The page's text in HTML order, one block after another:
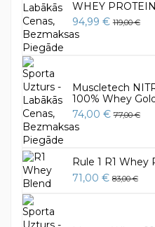
WHEY
94,99 € 119,00 €
Muscletech
100% Whey
74,00 € 77,00 €
Rule 1 R1 Whey
71,00 € 83,00 €